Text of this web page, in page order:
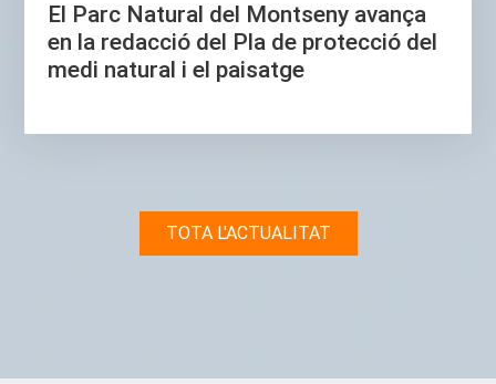
El Parc Natural del Montseny avança
en la redacció del Pla de protecció del
medi natural i el paisatge
TOTA L'ACTUALITAT